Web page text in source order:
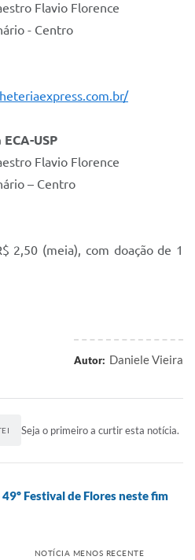
Flavio Florence
- Centro
USP
Flavio Florence
– Centro
2,50 (meia), com doação de 1
Autor: Daniele Vieira
Seja o primeiro a curtir esta notícia.
Festival de Flores neste fim
NOTÍCIA MENOS RECENTE